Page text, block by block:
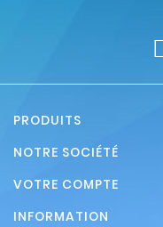
PRODUITS
NOTRE SOCIÉTÉ
VOTRE COMPTE
INFORMATION